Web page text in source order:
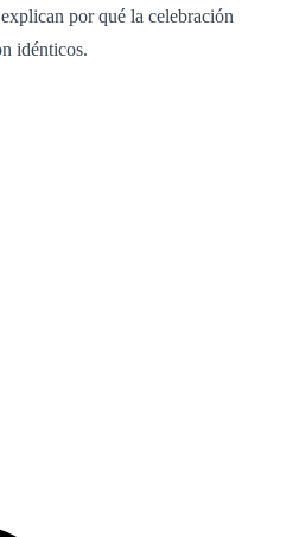
por qué la celebración
idénticos.